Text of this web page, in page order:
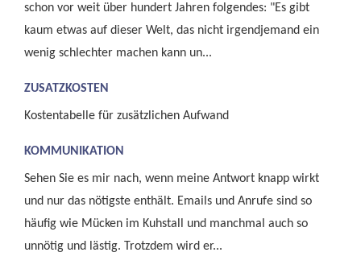
schon vor weit über hundert Jahren folgendes: "Es gibt
kaum etwas auf dieser Welt, das nicht irgendjemand ein
wenig schlechter machen kann un...
ZUSATZKOSTEN
Kostentabelle für zusätzlichen Aufwand
KOMMUNIKATION
Sehen Sie es mir nach, wenn meine Antwort knapp wirkt
und nur das nötigste enthält. Emails und Anrufe sind so
häufig wie Mücken im Kuhstall und manchmal auch so
unnötig und lästig. Trotzdem wird er...